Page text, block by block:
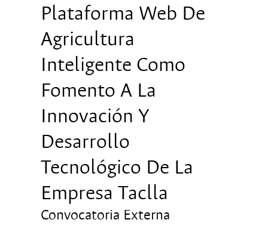
Plataforma Web De
Agricultura
Inteligente Como
Fomento A La
Innovación Y
Desarrollo
Tecnológico De La
Empresa Taclla
Convocatoria Externa